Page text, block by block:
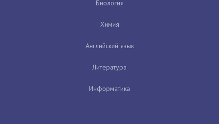
Биология
Химия
Английский язык
Литература
Информатика